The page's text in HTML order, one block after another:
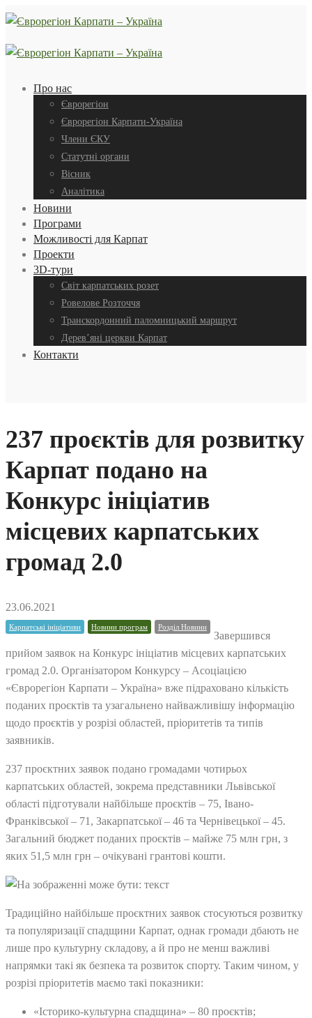
Про нас
Єврорегіон
Єврорегіон Карпати-Україна
Члени ЄКУ
Статутні органи
Вісник
Аналітика
Новини
Програми
Можливості для Карпат
Проекти
3D-тури
Світ карпатських розет
Ровелове Розточчя
Транскордонний паломницький маршрут
Дерев’яні церкви Карпат
Контакти
237 проєктів для розвитку
Карпат подано на
Конкурс ініціатив
місцевих карпатських
громад 2.0
23.06.2021
Карпатські ініціативи Новини програм Розділ Новини
Завершився
прийом заявок на Конкурс ініціатив місцевих карпатських
громад 2.0. Організатором Конкурсу – Асоціацією
«Єврорегіон Карпати – Україна» вже підраховано кількість
поданих проєктів та узагальнено найважливішу інформацію
щодо проєктів у розрізі областей, пріоритетів та типів
заявників.
237 проєктних заявок подано громадами чотирьох
карпатських областей, зокрема представники Львівської
області підготували найбільше проєктів – 75, Івано-
Франківської – 71, Закарпатської – 46 та Чернівецької – 45.
Загальний бюджет поданих проєктів – майже 75 млн грн, з
яких 51,5 млн грн – очікувані грантові кошти.
Традиційно найбільше проєктних заявок стосуються розвитку
та популяризації спадщини Карпат, однак громади дбають не
лише про культурну складову, а й про не менш важливі
напрямки такі як безпека та розвиток спорту. Таким чином, у
розрізі пріоритетів маємо такі показники:
«Історико-культурна спадщина» – 80 проєктів;